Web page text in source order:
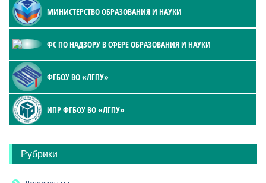
МИНИСТЕРСТВО ОБРАЗОВАНИЯ И НАУКИ
ФС ПО НАДЗОРУ В СФЕРЕ ОБРАЗОВАНИЯ И НАУКИ
ФГБОУ ВО «ЛГПУ»
ИПР ФГБОУ ВО «ЛГПУ»
Рубрики